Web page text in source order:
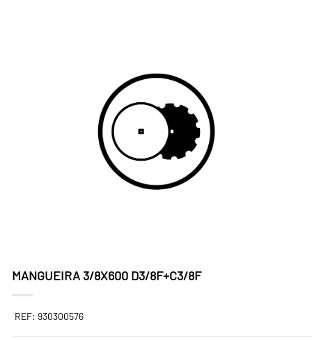
MANGUEIRA 3/8X600 D3/8F+C3/8F
REF: 930300576